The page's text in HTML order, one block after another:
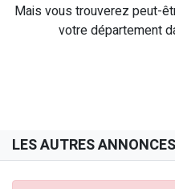
Mais vous trouverez peut-
votre département
LES AUTRES